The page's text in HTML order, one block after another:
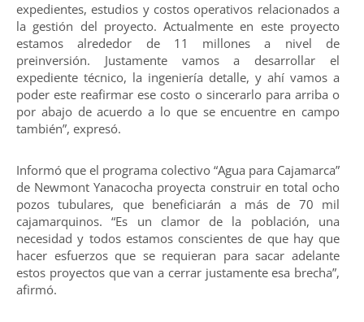
expedientes, estudios y costos operativos relacionados a
la gestión del proyecto. Actualmente en este proyecto
estamos alrededor de 11 millones a nivel de
preinversión. Justamente vamos a desarrollar el
expediente técnico, la ingeniería detalle, y ahí vamos a
poder este reafirmar ese costo o sincerarlo para arriba o
por abajo de acuerdo a lo que se encuentre en campo
también”, expresó.
Informó que el programa colectivo “Agua para Cajamarca”
de Newmont Yanacocha proyecta construir en total ocho
pozos tubulares, que beneficiarán a más de 70 mil
cajamarquinos. “Es un clamor de la población, una
necesidad y todos estamos conscientes de que hay que
hacer esfuerzos que se requieran para sacar adelante
estos proyectos que van a cerrar justamente esa brecha”,
afirmó.